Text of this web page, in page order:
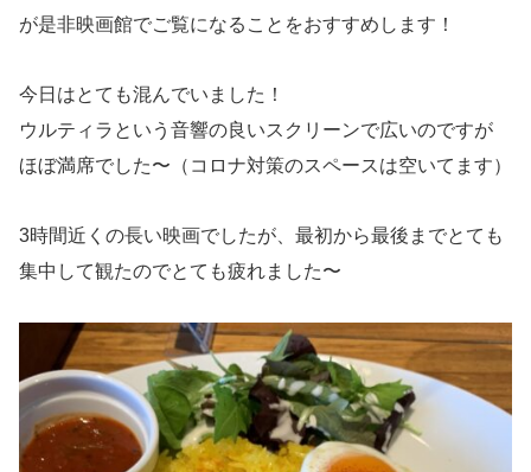
が是非映画館でご覧になることをおすすめします！
今日はとても混んでいました！
ウルティラという音響の良いスクリーンで広いのですが
ほぼ満席でした〜（コロナ対策のスペースは空いてます）
3時間近くの長い映画でしたが、最初から最後までとても
集中して観たのでとても疲れました〜